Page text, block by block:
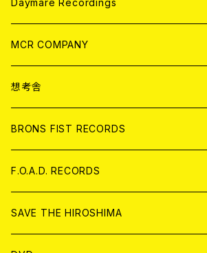
ANALOG
Daymare Recordings
CD
ANALOG
MCR COMPANY
CD
アパレル
ANALOG
想考舎
BRONS FIST RECORDS
CD
ANALOG
F.O.A.D. RECORDS
CD
SAVE THE HIROSHIMA